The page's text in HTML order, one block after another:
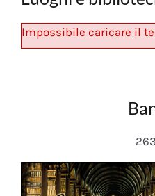
Impossibile caricare il